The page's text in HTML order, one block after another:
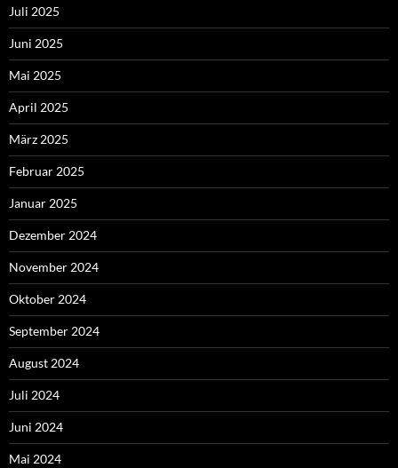
Juli 2025
Juni 2025
Mai 2025
April 2025
März 2025
Februar 2025
Januar 2025
Dezember 2024
November 2024
Oktober 2024
September 2024
August 2024
Juli 2024
Juni 2024
Mai 2024